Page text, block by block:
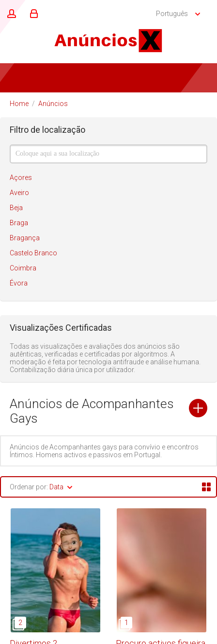
Português
Home / Anúncios
Filtro de localização
Açores
Aveiro
Beja
Braga
Bragança
Castelo Branco
Coimbra
Évora
Leiria
Lisboa
Madeira
Portalegre
Santarém
Setúbal
Vila Real
Visualizações Certificadas
Todas as visualizações e avaliações dos anúncios são
autênticas, verificadas e certificadas por algoritmos. A
moderação é feita por tecnologia antifraude e análise humana.
Contabilização diária única por utilizador.
Anúncios de Acompanhantes
Gays
Anúncios de Acompanhantes gays para convívio e encontros
Íntimos. Homens activos e passivos em Portugal.
Ordenar por: Data